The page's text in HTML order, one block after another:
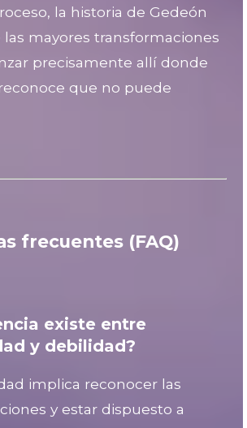
la historia de Gedeón
mayores transformaciones
precisamente allí donde
que no puede
frecuentes (FAQ)
existe entre
y debilidad?
implica reconocer las
y estar dispuesto a